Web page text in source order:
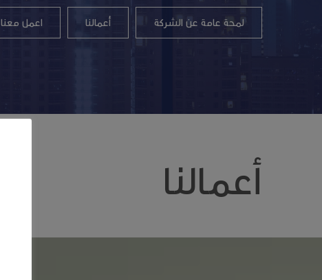
لمحة عامة عن الشركة أعمالنا اعمل معنا
أعمالنا